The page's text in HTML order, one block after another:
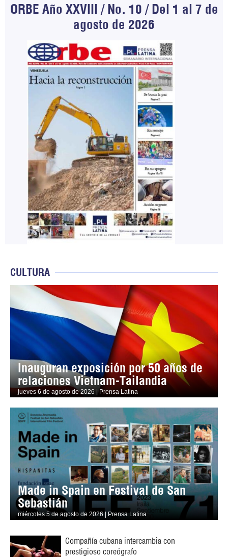
ORBE Año XXVIII / No. 10 / Del 1 al 7 de
agosto de 2026
CULTURA
Inauguran exposición por 50 años de
relaciones Vietnam-Tailandia
jueves 6 de agosto de 2026 | Prensa Latina
Made in Spain en Festival de San
Sebastián
miércoles 5 de agosto de 2026 | Prensa Latina
Compañía cubana intercambia con
prestigioso coreógrafo